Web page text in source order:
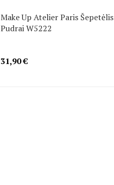
Make Up Atelier Paris Šepetėlis
Pudrai W5222
31,90€